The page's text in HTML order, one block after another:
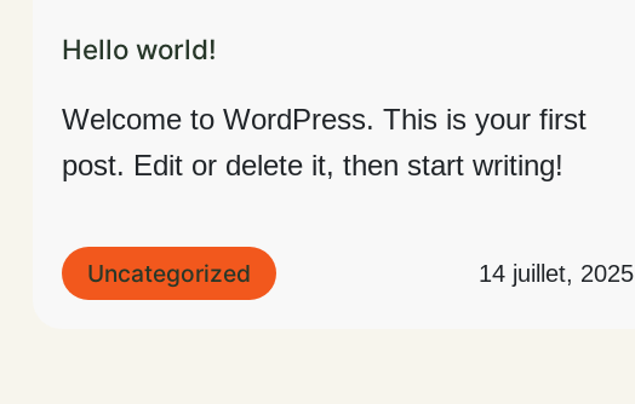
Hello world!
Welcome to WordPress. This is your first
post. Edit or delete it, then start writing!
Uncategorized 14 juillet, 2025